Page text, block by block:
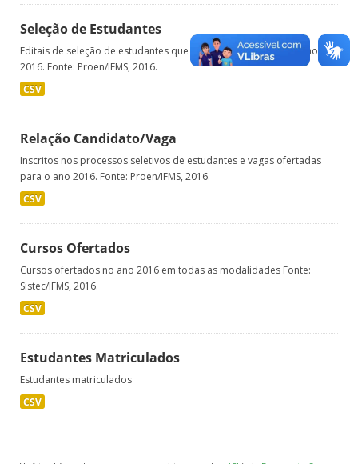
Seleção de Estudantes
Editais de seleção de estudantes que tiveram ingresso no IFMS no ano
2016. Fonte: Proen/IFMS, 2016.
CSV
Relação Candidato/Vaga
Inscritos nos processos seletivos de estudantes e vagas ofertadas
para o ano 2016. Fonte: Proen/IFMS, 2016.
CSV
Cursos Ofertados
Cursos ofertados no ano 2016 em todas as modalidades Fonte:
Sistec/IFMS, 2016.
CSV
Estudantes Matriculados
Estudantes matriculados
CSV